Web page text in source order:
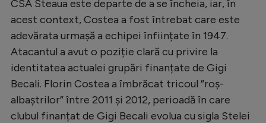
CSA Steaua este departe de a se încheia, iar, în
acest context, Costea a fost întrebat care este
adevărata urmașă a echipei înființate în 1947.
Atacantul a avut o poziție clară cu privire la
identitatea actualei grupări finanțate de Gigi
Becali. Florin Costea a îmbrăcat tricoul ”roș-
albaștrilor” între 2011 și 2012, perioadă în care
clubul finanțat de Gigi Becali evolua cu sigla Stelei